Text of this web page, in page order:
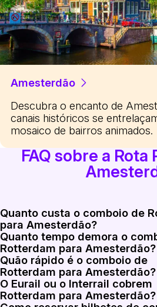
Amesterdão
Descubra o encanto de
canais históricos se
mosaico de bairros animados.
FAQ sobre a
Quanto custa o comboio de
para Amesterdão?
As tarifas de ida de Rotterdam
Quanto tempo demora o
Rotterdam para Amesterdão?
Os comboios Intercity Direct
Quão rápido é o comboio de
Rotterdam para Amesterdão?
Os comboios Intercity Direct
O Eurail ou o Interrail cobrem
Rotterdam para Amesterdão?